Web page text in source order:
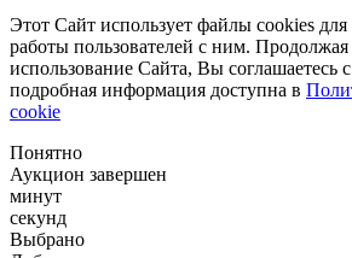
Этот Сайт использует файлы cookies для
работы пользователей с ним.
использование Сайта, Вы соглашаетесь
подробная информация доступна в
cookie
Понятно
Аукцион завершен
минут
секунд
Выбрано